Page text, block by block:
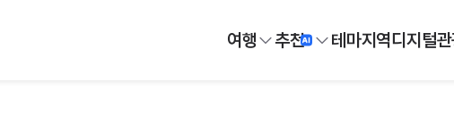
여행 추천 테마지역디지털